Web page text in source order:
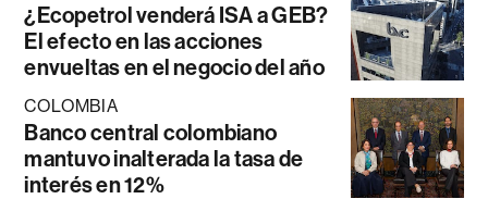
¿Ecopetrol venderá ISA a GEB?
El efecto en las acciones
envueltas en el negocio del año
COLOMBIA
Banco central colombiano
mantuvo inalterada la tasa de
interés en 12%